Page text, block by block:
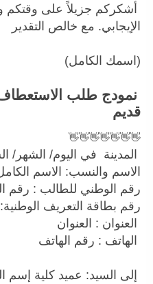
أشكركم جزيلاً على وقتكم
الإيجابي. مع خالص التقدير
(اسمك الكامل)
نمودج طلب الاستعطاف
قديم
👋👋👋👋👋👋👋
المدينة في اليوم/ الشهر/
الاسم والنسب: الاسم
رقم الوطني للطالب : رقم
رقم بطاقة التعريف
العنوان : العنوان
الهاتف : رقم الهاتف
إلى السيد: عميد كلية إسم